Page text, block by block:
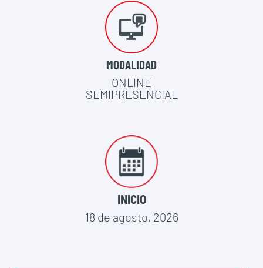
MODALIDAD
ONLINE
SEMIPRESENCIAL
INICIO
18 de agosto, 2026